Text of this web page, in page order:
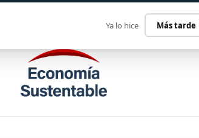
Ya lo hice Más tarde